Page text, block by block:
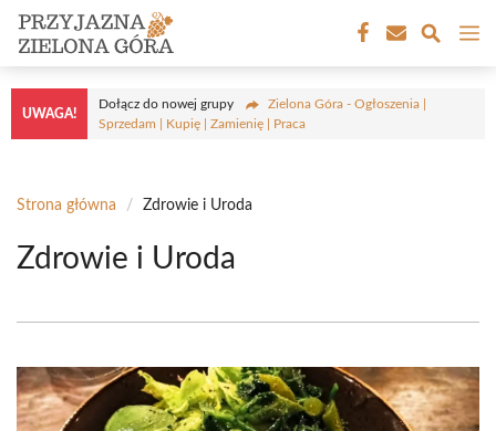
Przejdź
treści
UWAGA!
Dołącz do nowej grupy
Zielona Góra - Ogłoszenia |
Sprzedam | Kupię | Zamienię | Praca
Strona główna / Zdrowie i Uroda
Zdrowie i Uroda